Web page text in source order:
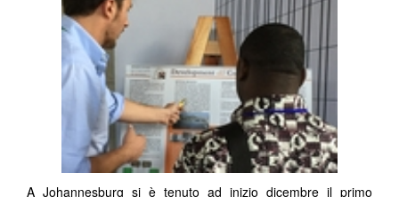
A Johannesburg si è tenuto ad inizio dicembre il primo